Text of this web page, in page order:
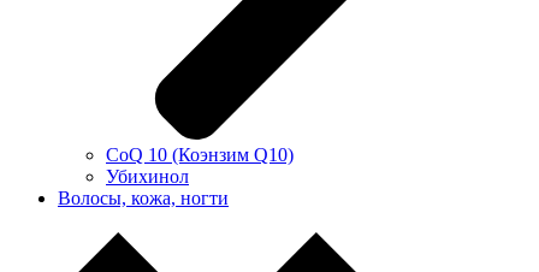
CoQ 10 (Коэнзим Q10)
Убихинол
Волосы, кожа, ногти